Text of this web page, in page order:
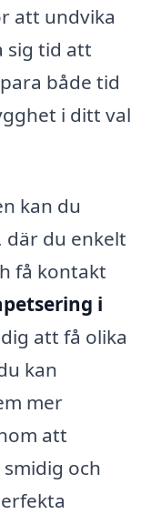
att undvika
sig tid att
både tid
i ditt val
kan du
där du enkelt
få kontakt
i
att få olika
kan
mer
att
och